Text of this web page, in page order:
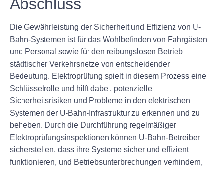
Abschluss
Die Gewährleistung der Sicherheit und Effizienz von U-
Bahn-Systemen ist für das Wohlbefinden von Fahrgästen
und Personal sowie für den reibungslosen Betrieb
städtischer Verkehrsnetze von entscheidender
Bedeutung. Elektroprüfung spielt in diesem Prozess eine
Schlüsselrolle und hilft dabei, potenzielle
Sicherheitsrisiken und Probleme in den elektrischen
Systemen der U-Bahn-Infrastruktur zu erkennen und zu
beheben. Durch die Durchführung regelmäßiger
Elektroprüfungsinspektionen können U-Bahn-Betreiber
sicherstellen, dass ihre Systeme sicher und effizient
funktionieren, und Betriebsunterbrechungen verhindern,